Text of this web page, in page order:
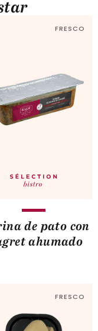
FRESCO
de pato con
ahumado
FRESCO